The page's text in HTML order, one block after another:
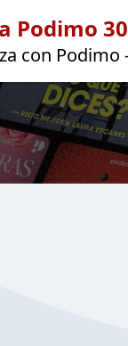
Podimo
con